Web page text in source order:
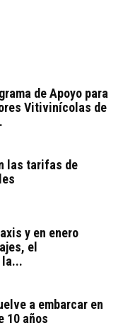
de Apoyo para
Vitivinícolas de
las tarifas de
y en enero
el
a embarcar en
10 años